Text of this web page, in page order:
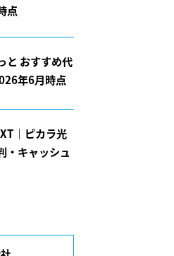
点
と おすすめ代
年6月時点
｜ピカラ光
・キャッシュ